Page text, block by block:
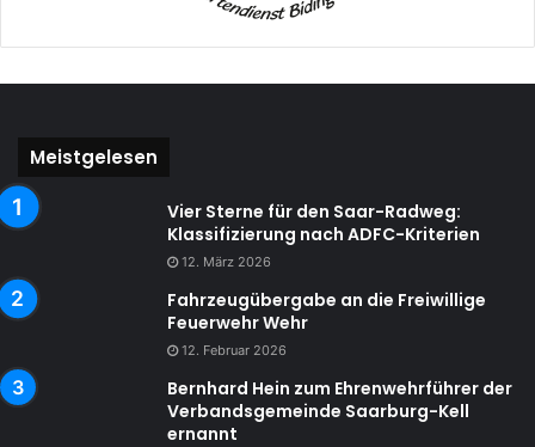
Meistgelesen
Vier Sterne für den Saar-Radweg:
Klassifizierung nach ADFC-Kriterien
12. März 2026
Fahrzeugübergabe an die Freiwillige
Feuerwehr Wehr
12. Februar 2026
Bernhard Hein zum Ehrenwehrführer der
Verbandsgemeinde Saarburg-Kell
ernannt